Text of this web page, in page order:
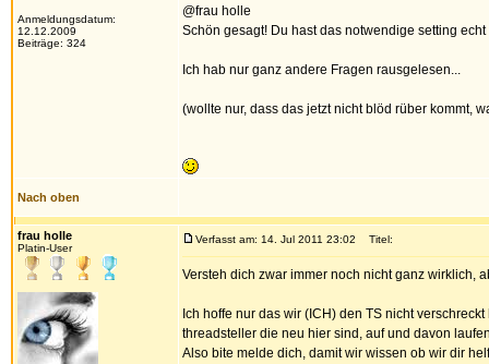
Anmeldungsdatum:
12.12.2009
Beiträge: 324
@frau holle
Schön gesagt! Du hast das notwendige setting
Ich hab nur ganz andere Fragen rausgelesen...
(wollte nur, dass das jetzt nicht blöd rüber kommt,
Nach oben
frau holle
Platin-User
Verfasst am: 14. Jul 2011 23:02 Titel:
Versteh dich zwar immer noch nicht ganz wirklich,
Ich hoffe nur das wir (ICH) den TS nicht
threadsteller die neu hier sind, auf und davon
Also bite melde dich, damit wir wissen ob wir dir